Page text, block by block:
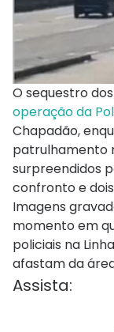
O sequestro
operação da
Chapadão,
patrulhamento
surpreendidos
confronto e
Imagens
momento em
policiais na
afastam da
Assista: